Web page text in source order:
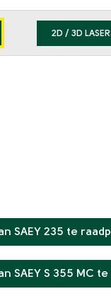
2D / 3D
SAEY 235 te
SAEY S 355 MC